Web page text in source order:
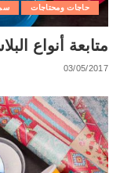
حاجات ومحتاجات
متابعة أنواع
03/05/2017